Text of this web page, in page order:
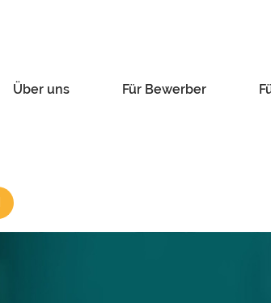
Über uns Für Bewerber